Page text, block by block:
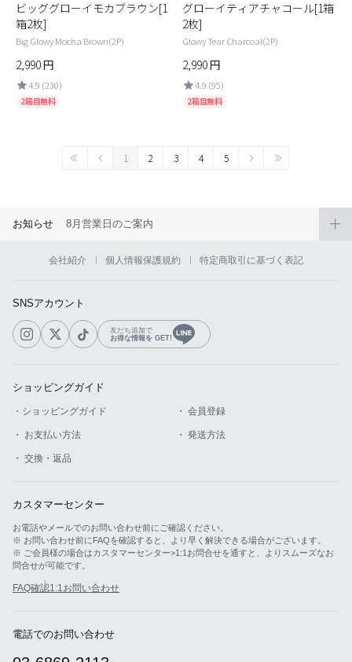
ビッググローイモカブラウン[1
箱2枚]
Big Glowy Mocha Brown(2P)
2,990円
4.9 (230)
2箱目無料
グローイティアチャコール[1箱
2枚]
Glowy Tear Charcoal(2P)
2,990円
4.9 (95)
2箱目無料
1 2 3 4 5
お知らせ 8月営業日のご案内
会社紹介 個人情報保護規約 特定商取引に基づく表記
SNSアカウント
友だち追加で
お得な情報を GET!
ショッピングガイド
・ショッピングガイド ・ 会員登録
・ お支払い方法 ・ 発送方法
・ 交換・返品
カスタマーセンター
お電話やメールでのお問い合わせ前にご確認ください。
※ お問い合わせ前にFAQを確認すると、より早く解決できる場合がございます。
※ ご会員様の場合はカスタマーセンター>1:1お問合せを通すと、よりスムーズなお
問合せが可能です。
FAQ確認1:1お問い合わせ
電話でのお問い合わせ